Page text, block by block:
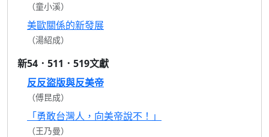
（童小溪）
美歐關係的新發展
（湯紹成）
新54．511．519文獻
反反盜版與反美帝
（傅昆成）
「勇敢台灣人，向美帝說不！」
（王乃曼）